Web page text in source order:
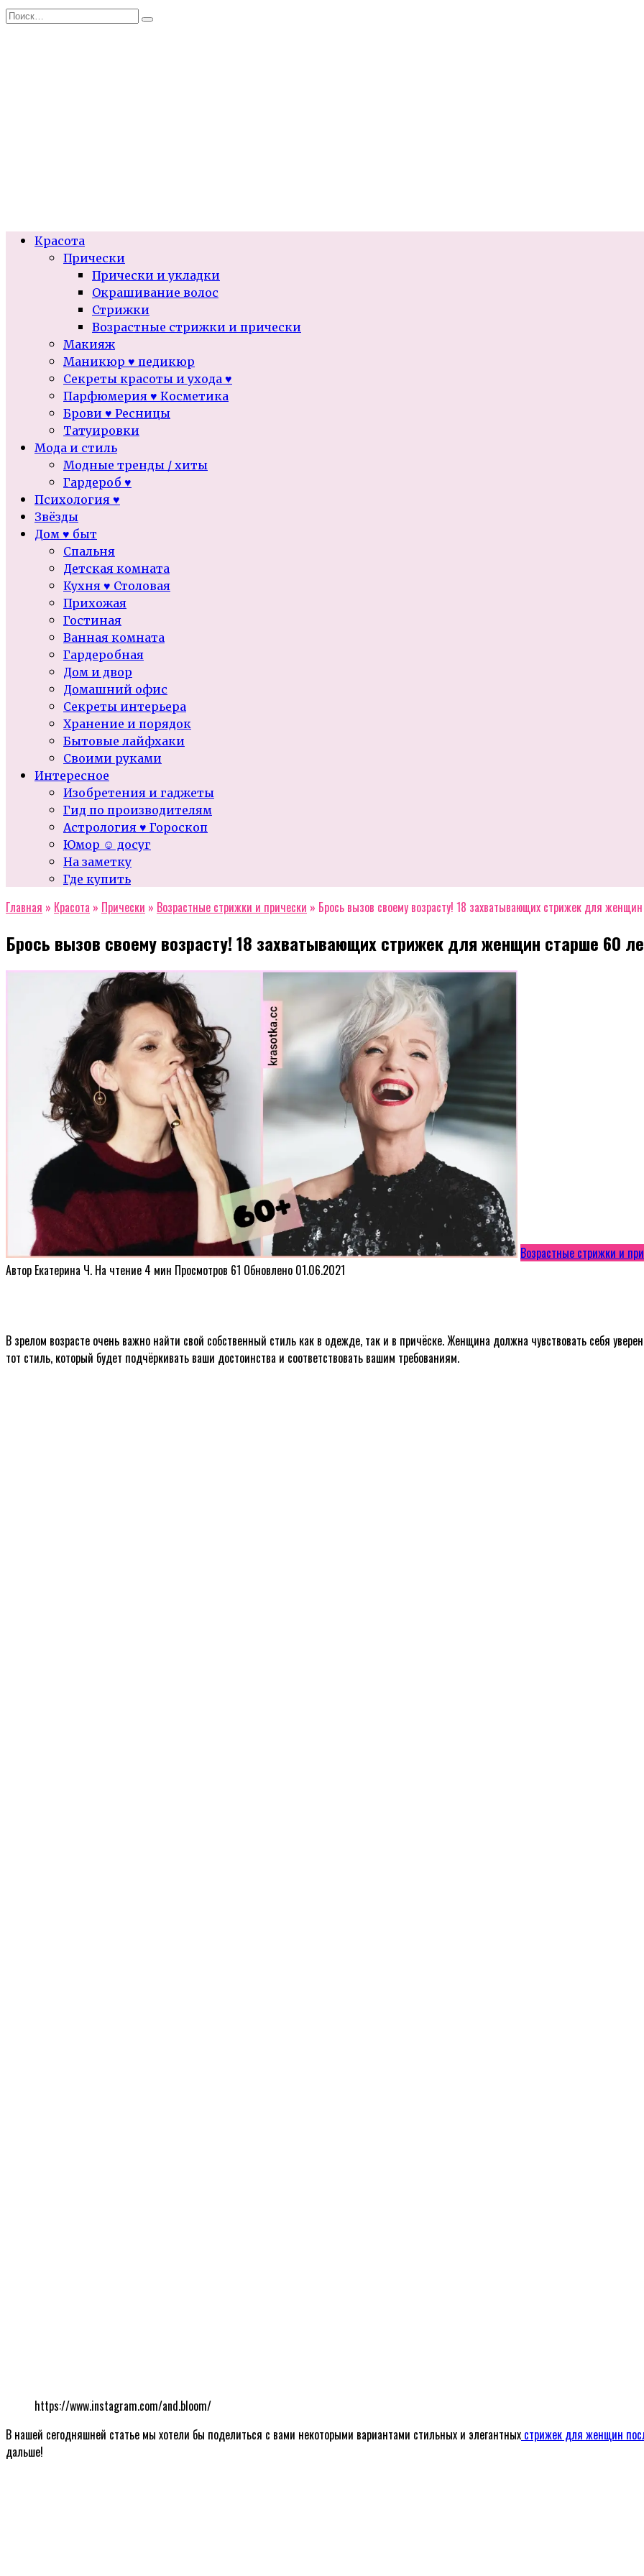
Перейти
Search
Красота
Прически
Прически и укладки
Окрашивание волос
Стрижки
Возрастные стрижки и прически
Макияж
Маникюр ♥ педикюр
Секреты красоты и ухода ♥
Парфюмерия ♥ Косметика
Брови ♥ Ресницы
Татуировки
Мода и стиль
Модные тренды / хиты
Гардероб ♥
Психология ♥
Звёзды
Дом ♥ быт
Спальня
Детская комната
Кухня ♥ Столовая
Прихожая
Гостиная
Ванная комната
Гардеробная
Дом и двор
Домашний офис
Секреты интерьера
Хранение и порядок
Бытовые лайфхаки
Своими руками
Интересное
Изобретения и гаджеты
Гид по производителям
Астрология ♥ Гороскоп
Юмор ☺ досуг
На заметку
Где купить
Главная » Красота » Прически » Возрастные стрижки и прически » Брось вызов своему возрасту! 18 захватывающих стрижек для
Брось вызов своему возрасту! 18 захватывающих стрижек для женщин старше 60
Возрастные стрижки и
Автор Екатерина Ч. На чтение 4 мин Просмотров 61 Обновлено 01.06.2021
В зрелом возрасте очень важно найти свой собственный стиль как в одежде, так и в причёске. Женщина должна чувствовать себя
тот стиль, который будет подчёркивать ваши достоинства и соответствовать вашим требованиям.
https://www.instagram.com/and.bloom/
В нашей сегодняшней статье мы хотели бы поделиться с вами некоторыми вариантами стильных и элегантных стрижек для женщин
дальше!